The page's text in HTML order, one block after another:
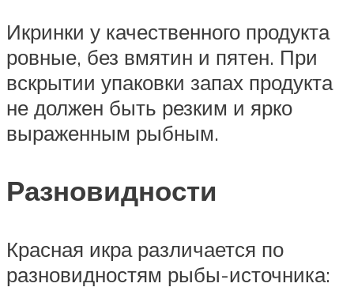
Икринки у качественного продукта
ровные, без вмятин и пятен. При
вскрытии упаковки запах продукта
не должен быть резким и ярко
выраженным рыбным.
Разновидности
Красная икра различается по
разновидностям рыбы-источника: